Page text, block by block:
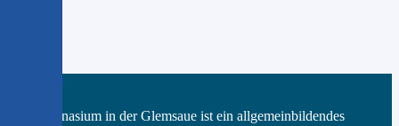
Das GGD
Das Gymnasium in der Glemsaue ist ein allgemeinbildendes